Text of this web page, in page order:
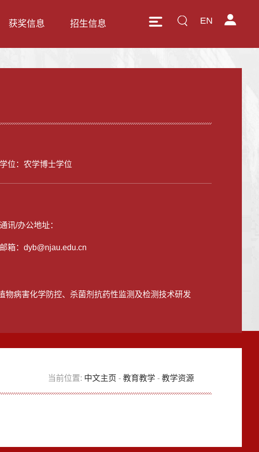
EN
获奖信息 招生信息
学位：农学博士学位
通讯/办公地址：
邮箱：dyb@njau.edu.cn
病害化学防控、杀菌剂抗药性监测及检测技术研发
当前位置: 中文主页 -教育教学 -教学资源